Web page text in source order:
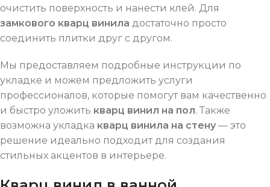
очистить поверхность и нанести клей. Для
замкового кварц винила достаточно просто
соединить плитки друг с другом.
Мы предоставляем подробные инструкции по
укладке и можем предложить услуги
профессионалов, которые помогут вам качественно
и быстро уложить кварц винил на пол. Также
возможна укладка кварц винила на стену— это
решение идеально подходит для создания
стильных акцентов в интерьере.